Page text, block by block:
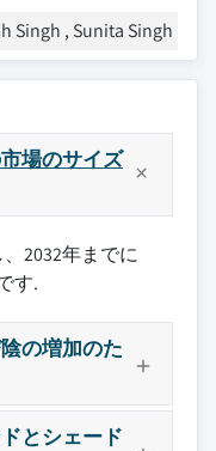
Singh , Sunita Singh
場のサイズ
2032年までに
す.
の増加のた
とシェード